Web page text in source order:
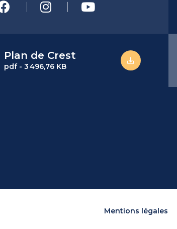
Plan de Crest
pdf - 3 496,76 KB
Mentions légales